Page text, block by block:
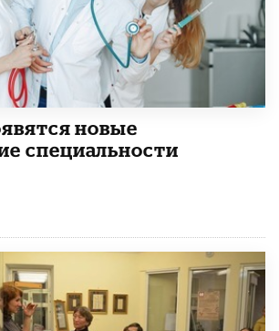
новые
специальности